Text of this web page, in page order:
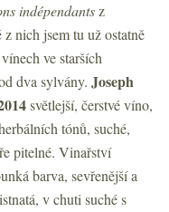
indépendantsz
z nich jsem tu už ostatně
ve starších
dva sylvány. Joseph
světlejší, čerstvé víno,
tónů, suché,
pitelné. Vinařství
barva, sevřenější a
v chuti suché s